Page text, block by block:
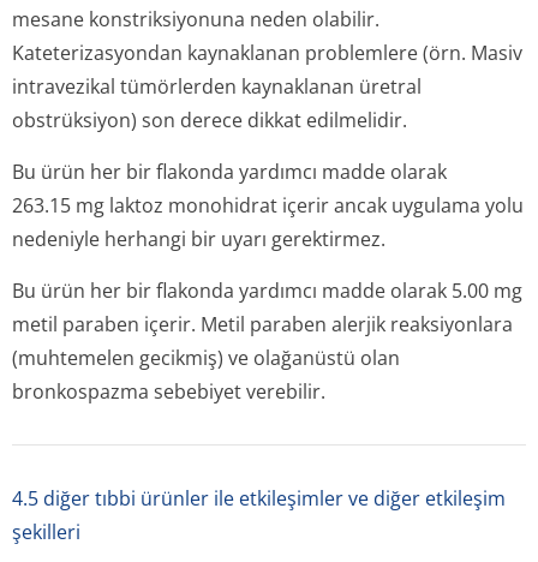
mesane konstriksiyonuna neden olabilir.
Kateterizasyondan kaynaklanan problemlere (örn. Masiv
intravezikal tümörlerden kaynaklanan üretral
obstrüksiyon) son derece dikkat edilmelidir.
Bu ürün her bir flakonda yardımcı madde olarak
263.15 mg laktoz monohidrat içerir ancak uygulama yolu
nedeniyle herhangi bir uyarı gerektirmez.
Bu ürün her bir flakonda yardımcı madde olarak 5.00 mg
metil paraben içerir. Metil paraben alerjik reaksiyonlara
(muhtemelen gecikmiş) ve olağanüstü olan
bronkospazma sebebiyet verebilir.
4.5 diğer tıbbi ürünler ile etkileşimler ve diğer etkileşim
şekilleri